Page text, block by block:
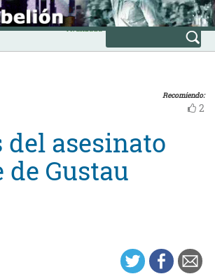
Avanzada
Recomiendo:
2
del asesinato
Gustau